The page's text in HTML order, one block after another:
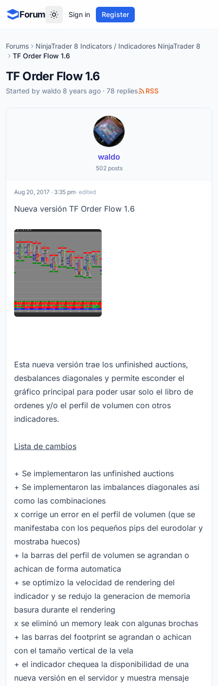
Forum Sign in Register
Forums
NinjaTrader 8 Indicators / Indicadores NinjaTrader 8
TF Order Flow 1.6
TF Order Flow 1.6
Started by waldo 8 years ago · 78 replies RSS
waldo
502 posts
Aug 20, 2017 · 3:35 pm· edited
Nueva versión TF Order Flow 1.6
Esta nueva versión trae los unfinished auctions,
desbalances diagonales y permite esconder el
gráfico principal para poder usar solo el libro de
ordenes y/o el perfil de volumen con otros
indicadores.
Lista de cambios
+ Se implementaron las unfinished auctions
+ Se implementaron las imbalances diagonales asi
como las combinaciones
x corrige un error en el perfil de volumen (que se
manifestaba con los pequeños pips del eurodolar y
mostraba huecos)
+ la barras del perfil de volumen se agrandan o
achican de forma automatica
+ se optimizo la velocidad de rendering del
indicador y se redujo la generacion de memoria
basura durante el rendering
x se eliminó un memory leak con algunas brochas
+ las barras del footprint se agrandan o achican
con el tamaño vertical de la vela
+ el indicador chequea la disponibilidad de una
nueva versión en el servidor y muestra mensaje